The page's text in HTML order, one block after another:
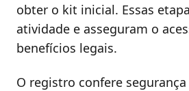
obter o kit inicial. Essas
atividade e asseguram o
benefícios legais.
O registro confere